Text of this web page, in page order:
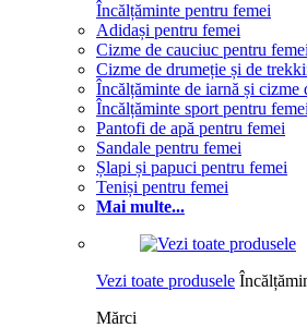
Încălțăminte pentru femei
Adidași pentru femei
Cizme de cauciuc pentru
Cizme de drumeție și de
Încălțăminte de iarnă și cizme
Încălțăminte sport pentru femei
Pantofi de apă pentru femei
Sandale pentru femei
Șlapi și papuci pentru femei
Teniși pentru femei
Mai multe...
Vezi toate produsele
Mărci